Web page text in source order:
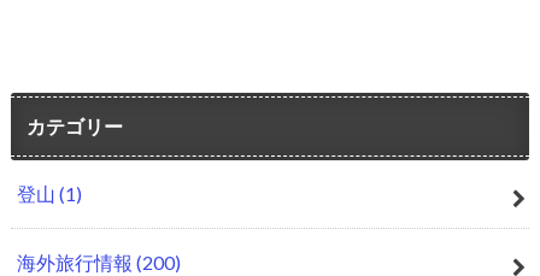
カテゴリー
登山 (1)
海外旅行情報 (200)